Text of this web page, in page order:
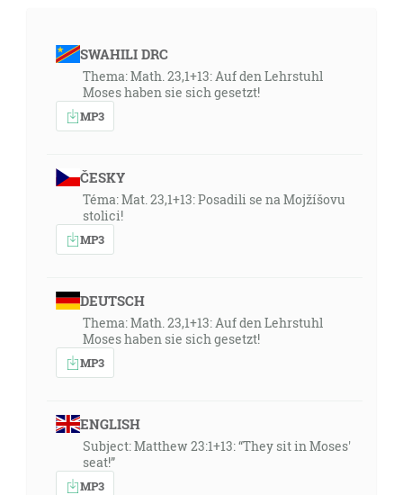
SWAHILI DRC
Thema: Math. 23,1+13: Auf den Lehrstuhl
Moses haben sie sich gesetzt!
MP3
ČESKY
Téma: Mat. 23,1+13: Posadili se na Mojžíšovu
stolici!
MP3
DEUTSCH
Thema: Math. 23,1+13: Auf den Lehrstuhl
Moses haben sie sich gesetzt!
MP3
ENGLISH
Subject: Matthew 23:1+13: “They sit in Moses'
seat!”
MP3